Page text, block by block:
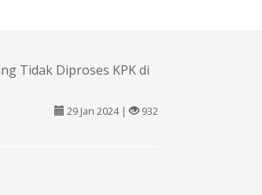
Tidak Diproses KPK di
29 Jan 2024 | 932